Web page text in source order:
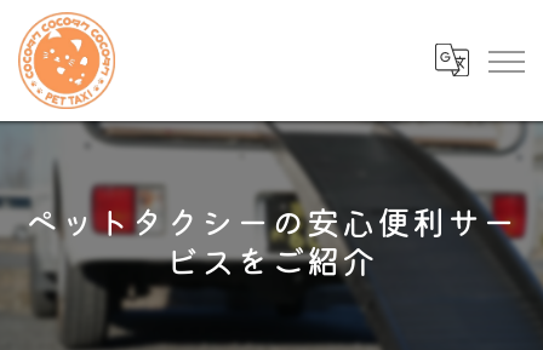
ペットタクシーの安心便利サー
ビスをご紹介